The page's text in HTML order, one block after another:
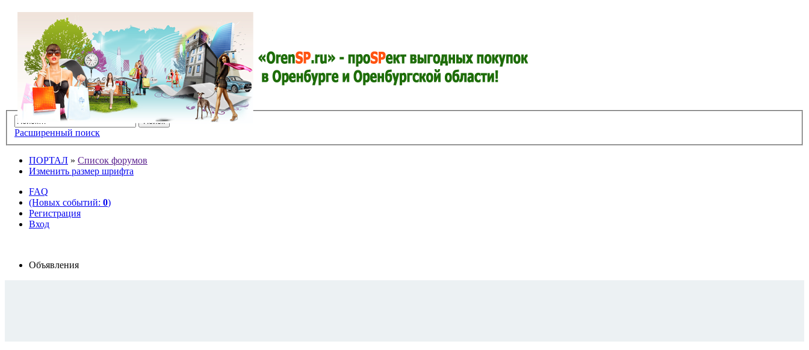
Расширенный поиск
ПОРТАЛ » Список форумов
Изменить размер шрифта
FAQ
(Новых событий: 0)
Регистрация
Вход
Объявления